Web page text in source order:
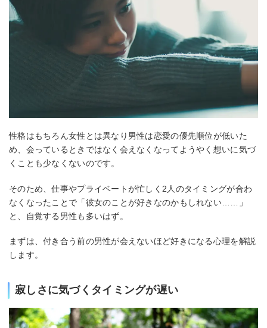
性格はもちろん女性とは異なり男性は恋愛の優先順位が低いた
め、会っているときではなく会えなくなってようやく想いに気づ
くことも少なくないのです。
そのため、仕事やプライベートが忙しく2人のタイミングが合わ
なくなったことで「彼女のことが好きなのかもしれない……」
と、自覚する男性も多いはず。
まずは、付き合う前の男性が会えないほど好きになる心理を解説
します。
寂しさに気づくタイミングが遅い